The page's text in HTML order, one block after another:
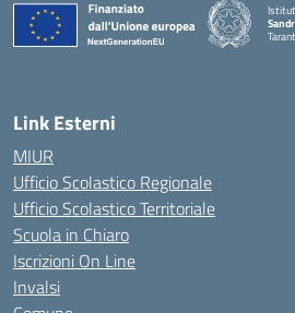
Link Esterni
MIUR
Ufficio Scolastico Regionale
Ufficio Scolastico Territoriale
Scuola in Chiaro
Iscrizioni On Line
Invalsi